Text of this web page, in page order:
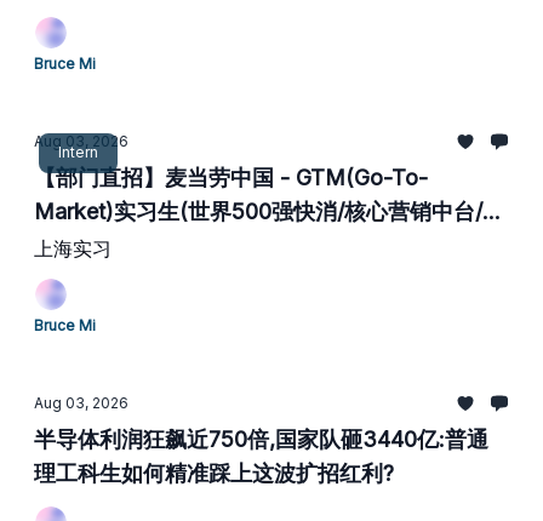
Bruce Mi
Intern
Aug 03, 2026
【部门直招】麦当劳中国 - GTM(Go-To-
Market)实习生(世界500强快消/核心营销中台/含
金量极高)
上海实习
Bruce Mi
Aug 03, 2026
半导体利润狂飙近750倍,国家队砸3440亿:普通
理工科生如何精准踩上这波扩招红利?